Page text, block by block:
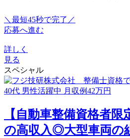
＼最短45秒で完了／
応募へ進む
詳しく
見る
スペシャル
【自動車整備資格者
の高収入◎大型車両の